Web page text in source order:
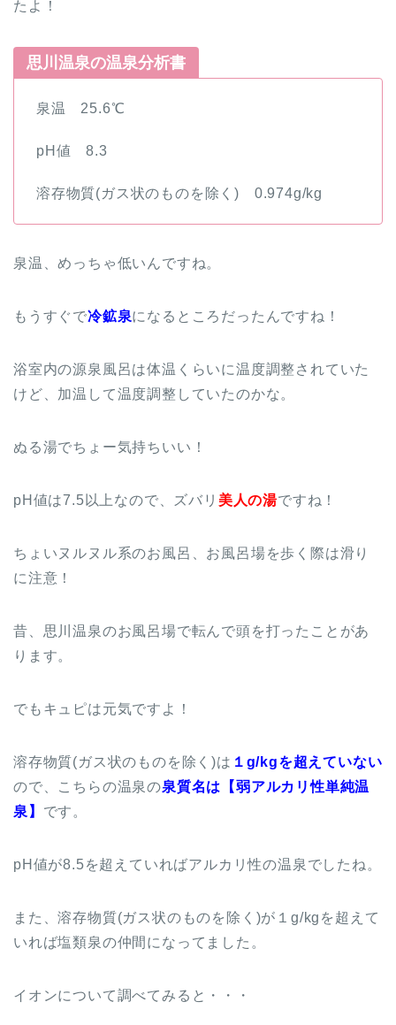
たよ！
思川温泉の温泉分析書
泉温 25.6℃
pH値 8.3
溶存物質(ガス状のものを除く) 0.974g/kg
泉温、めっちゃ低いんですね。
もうすぐで冷鉱泉になるところだったんですね！
浴室内の源泉風呂は体温くらいに温度調整されていた
けど、加温して温度調整していたのかな。
ぬる湯でちょー気持ちいい！
pH値は7.5以上なので、ズバリ 美人の湯ですね！
ちょいヌルヌル系のお風呂、お風呂場を歩く際は滑り
に注意！
昔、思川温泉のお風呂場で転んで頭を打ったことがあ
ります。
でもキュピは元気ですよ！
溶存物質(ガス状のものを除く)は １g/kgを超えていない
ので、こちらの温泉の泉質名は【弱アルカリ性単純温
泉】 です。
pH値が8.5を超えていればアルカリ性の温泉でしたね。
また、溶存物質(ガス状のものを除く)が１g/kgを超えて
いれば塩類泉の仲間になってました。
イオンについて調べてみると・・・